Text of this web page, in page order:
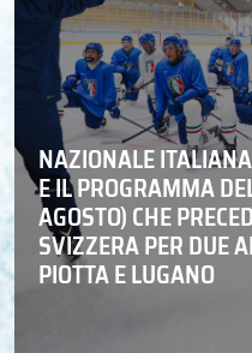
NAZIONALE
E IL PROGRAMMA
AGOSTO) CHE
SVIZZERA PER DUE
PIOTTA E LUGANO